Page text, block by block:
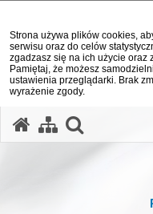
Strona używa plików cookies,
serwisu oraz do celów
zgadzasz się na ich użycie oraz
Pamiętaj, że możesz
ustawienia przeglądarki. Brak
wyrażenie zgody.